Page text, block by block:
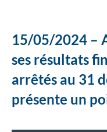
15/05/2024 –
ses résultats
arrêtés au 31
présente un